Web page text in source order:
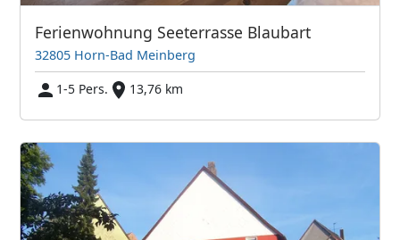
Ferienwohnung Seeterrasse Blaubart
32805 Horn-Bad Meinberg
1-5 Pers.
13,76 km